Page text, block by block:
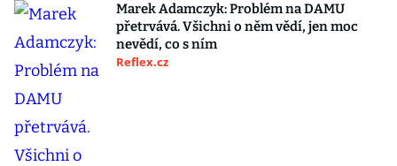
Marek Adamczyk: Problém na DAMU
přetrvává. Všichni o něm vědí, jen moc
nevědí, co s ním
Reflex.cz